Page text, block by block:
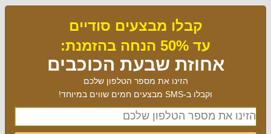
קבלו מבצעים סודיים
עד 50% הנחה בהזמנת:
אחוזת שבעת הכוכבים
הזינו את מספר הטלפון שלכם
וקבלו ב-SMS מבצעים חמים שווים במיוחד!